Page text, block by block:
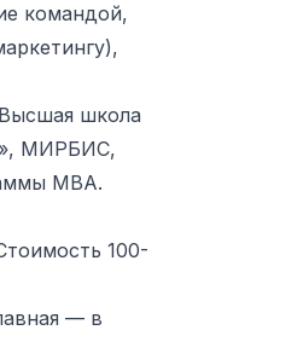
командой,
школа
МИРБИС,
MBA.
100-
— в